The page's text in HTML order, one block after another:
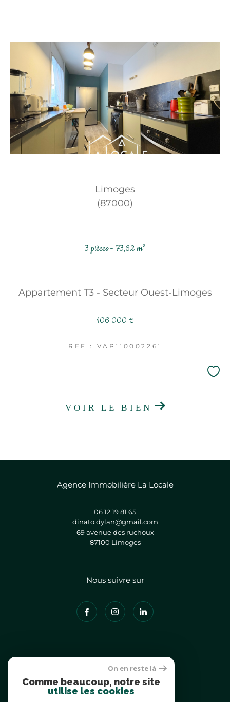
Limoges
(87000)
3 pièces - 73,62 m²
Appartement T3 - Secteur Ouest-Limoges
106 000 €
REF : VAP110002261
VOIR LE BIEN
Agence Immobilière La Locale
06 12 19 81 65
dinato.dylan@gmail.com
69 avenue des ruchoux
87100
limoges
Nous suivre sur
On en reste là
Comme beaucoup, notre site
utilise les cookies